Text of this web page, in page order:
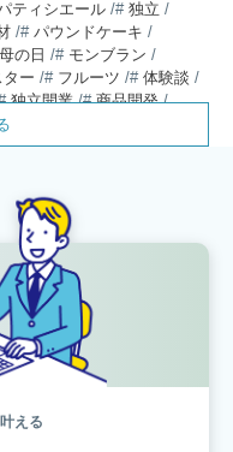
ティシエール
独立
パウンドケーキ
母の日
モンブラン
ター フルーツ
体験談
独立開業
商品開発
育成
就職活動
ビュー
ロナ対策
ショコラティエ
生
海外事情
ェットデセール
チョコレート
える